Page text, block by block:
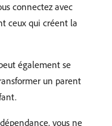
connectez avec
ceux qui créent la
également se
un parent
vous ne